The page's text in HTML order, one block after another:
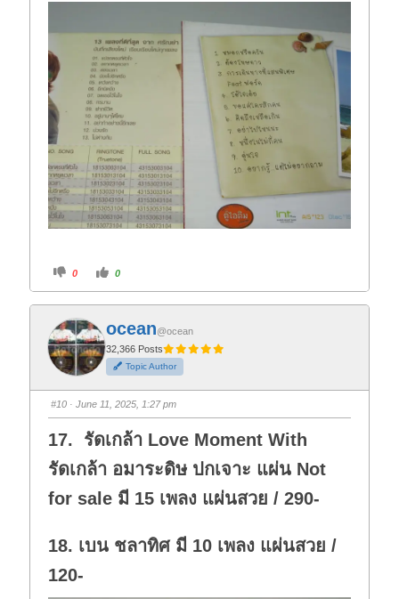
C
i
k
f
o
r
t
h
u
m
d
o
n
0
C
i
k
o
r
t
h
u
m
u
p
0
ocean@ocean
32,366 Posts
Topic Author
#10 · June 11, 2025, 1:27 pm
17. รัดเกล้า Love Moment With
รัดเกล้า อมาระดิษ ปกเจาะ แผ่น Not
for sale มี 15 เพลง แผ่นสวย / 290-
18. เบน ชลาทิศ มี 10 เพลง แผ่นสวย /
120-